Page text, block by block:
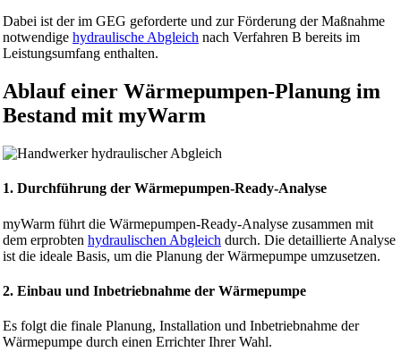
Dabei ist der im GEG geforderte und zur Förderung der Maßnahme
notwendige hydraulische Abgleich nach Verfahren B bereits im
Leistungsumfang enthalten.
Ablauf einer Wärmepumpen-Planung im
Bestand mit myWarm
1. Durchführung der Wärmepumpen-Ready-Analyse
myWarm führt die Wärmepumpen-Ready-Analyse zusammen mit
dem erprobten hydraulischen Abgleich durch. Die detaillierte Analyse
ist die ideale Basis, um die Planung der Wärmepumpe umzusetzen.
2. Einbau und Inbetriebnahme der Wärmepumpe
Es folgt die finale Planung, Installation und Inbetriebnahme der
Wärmepumpe durch einen Errichter Ihrer Wahl.